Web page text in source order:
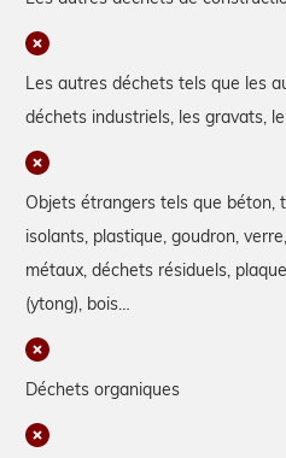
Les autres déchets tels que les
déchets industriels, les gravats, le
Objets étrangers tels que béton,
isolants, plastique, goudron,
métaux, déchets résiduels,
(ytong), bois…
Déchets organiques